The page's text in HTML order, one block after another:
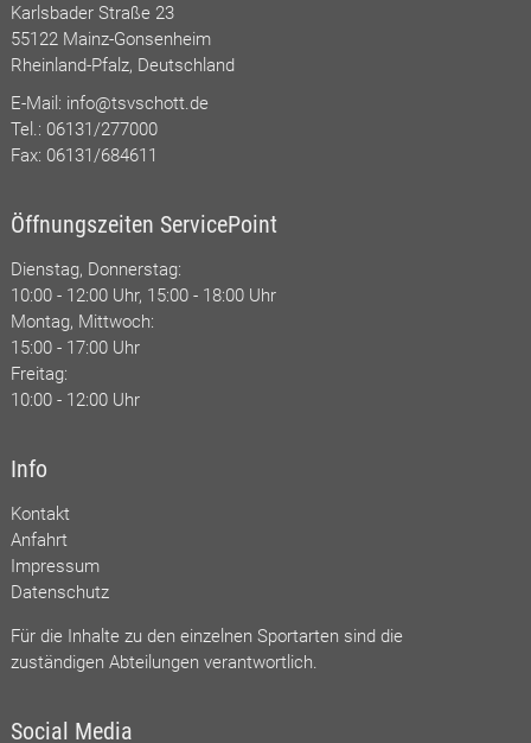
Karlsbader Straße 23
55122 Mainz-Gonsenheim
Rheinland-Pfalz, Deutschland
E-Mail: info@tsvschott.de
Tel.: 06131/277000
Fax: 06131/684611
Öffnungszeiten ServicePoint
Dienstag, Donnerstag:
10:00 - 12:00 Uhr, 15:00 - 18:00 Uhr
Montag, Mittwoch:
15:00 - 17:00 Uhr
Freitag:
10:00 - 12:00 Uhr
Info
Kontakt
Anfahrt
Impressum
Datenschutz
Für die Inhalte zu den einzelnen Sportarten sind die
zuständigen Abteilungen verantwortlich.
Social Media